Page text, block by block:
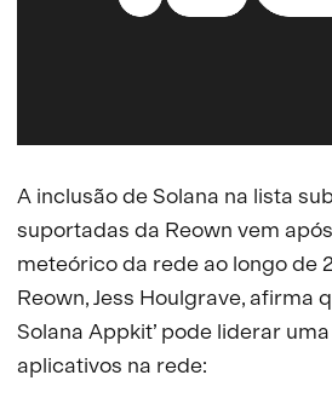
A inclusão de Solana na lista
suportadas da Reown vem
meteórico da rede ao longo de
Reown, Jess Houlgrave, afirma
Solana Appkit’ pode liderar
aplicativos na rede: